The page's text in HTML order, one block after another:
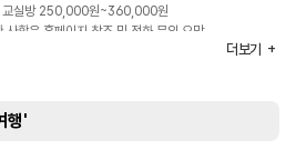
교실방 250,000원~360,000원
항은 홈페이지 참조 및 전화 문의 요망
더보기
행'